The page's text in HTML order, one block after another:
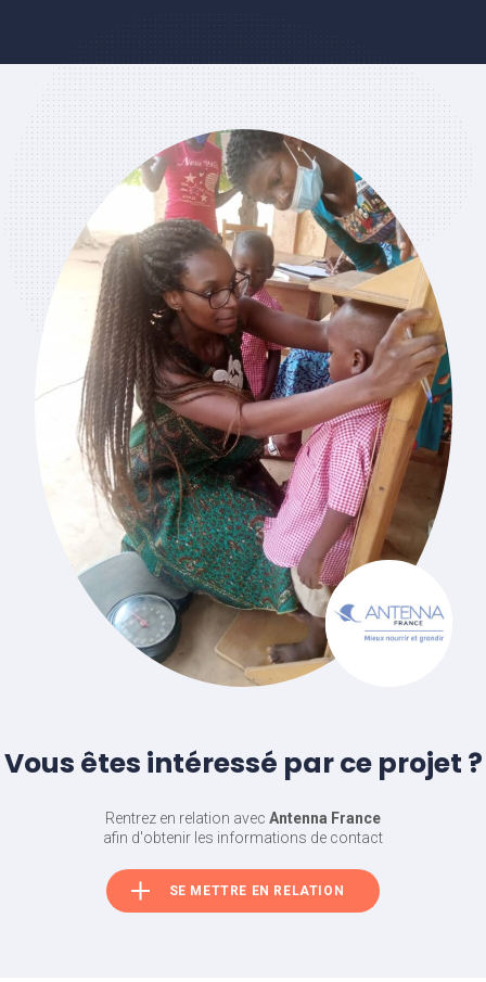
Vous êtes intéressé par ce projet ?
Rentrez en relation avec Antenna France
afin d'obtenir les informations de contact
SE METTRE EN RELATION